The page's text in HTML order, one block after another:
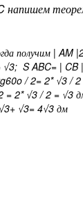
напишем
получим | AM |
√3; SABC= | CB
o/ 2= 2* √3 /
= 2* √3 / 2 = √3
√3= 4√3 дм